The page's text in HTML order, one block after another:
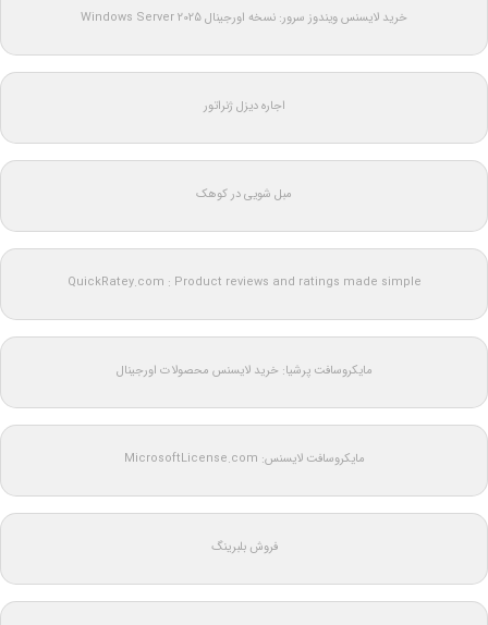
خرید لایسنس ویندوز سرور: نسخه اورجینال Windows Server 2025
اجاره دیزل ژنراتور
مبل شویی در کوهک
QuickRatey.com : Product reviews and ratings made simple
مایکروسافت پرشیا: خرید لایسنس محصولات اورجینال
مایکروسافت لایسنس: MicrosoftLicense.com
فروش بلبرینگ